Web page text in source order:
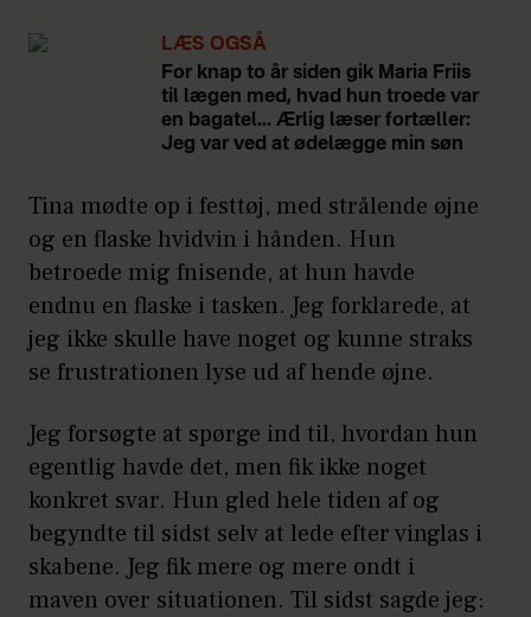
LÆS OGSÅ
For knap to år siden gik Maria Friis
til lægen med, hvad hun troede var
en bagatel... Ærlig læser fortæller:
Jeg var ved at ødelægge min søn
Tina mødte op i festtøj, med strålende øjne
og en flaske hvidvin i hånden. Hun
betroede mig fnisende, at hun havde
endnu en flaske i tasken. Jeg forklarede, at
jeg ikke skulle have noget og kunne straks
se frustrationen lyse ud af hende øjne.
Jeg forsøgte at spørge ind til, hvordan hun
egentlig havde det, men fik ikke noget
konkret svar. Hun gled hele tiden af og
begyndte til sidst selv at lede efter vinglas i
skabene. Jeg fik mere og mere ondt i
maven over situationen. Til sidst sagde jeg: